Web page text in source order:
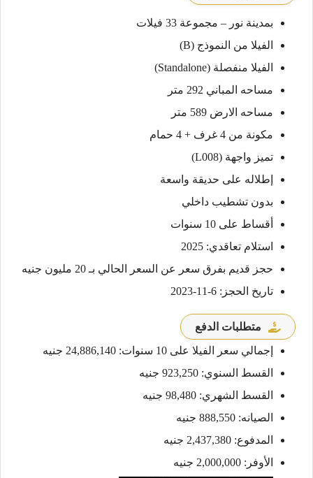
بمدينة نور – مجموعة 33 فيلات
الفيلا من النموذج (B)
الفيلا منفصلة (Standalone)
مساحه المباني 292 متر
مساحه الارض 589 متر
مكونة من 4 غرف + 4 حمام
تميز واجهة (L008)
إطلاله على حديقة واسعة
بدون تشطيب داخلي
أقساط على 10 سنوات
استلام تعاقدي: 2025
حجز قديم بفرق سعر عن السعر الحالي بـ 20 مليون جنيه
تاريخ الحجز: 6-11-2023
متطلبات الدفع
إجمالي سعر الفيلا على 10 سنوات: 24,886,140 جنيه
القسط السنوي: 923,250 جنيه
القسط الشهري: 98,480 جنيه
الصيانه: 888,550 جنيه
المدفوع: 2,437,380 جنيه
الأوفر: 2,000,000 جنيه